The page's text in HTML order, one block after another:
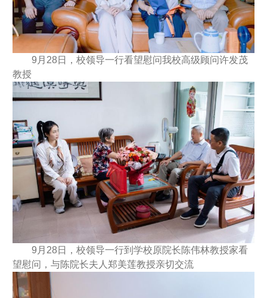
9月28日，校领导一行看望慰问我校高级顾问许发茂
教授
9月28日，校领导一行到学校原院长陈伟林教授家看
望慰问，与陈院长夫人郑美莲教授亲切交流